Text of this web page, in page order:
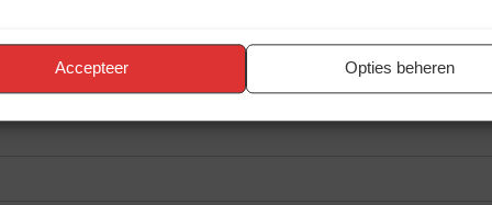
Accepteer Opties beheren